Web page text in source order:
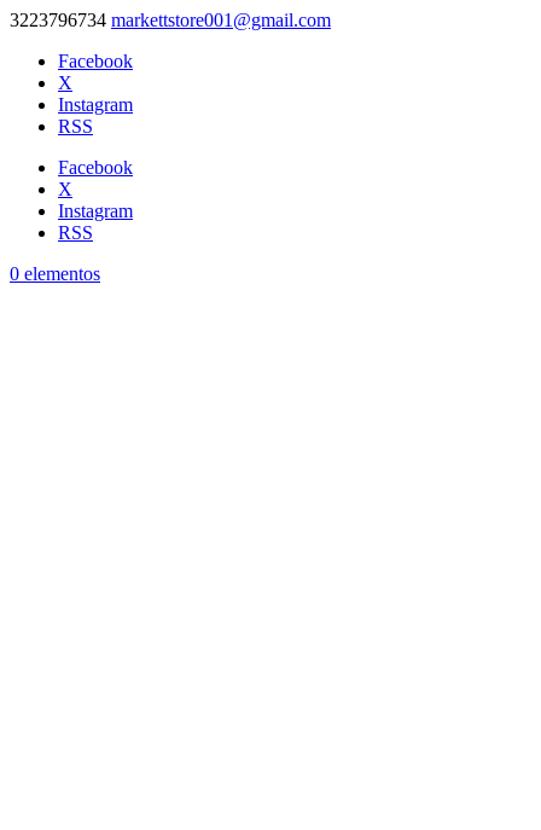
3223796734 markettstore001@gmail.com
Facebook
X
Instagram
RSS
Facebook
X
Instagram
RSS
0 elementos